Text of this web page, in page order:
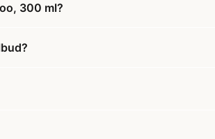
300 ml?